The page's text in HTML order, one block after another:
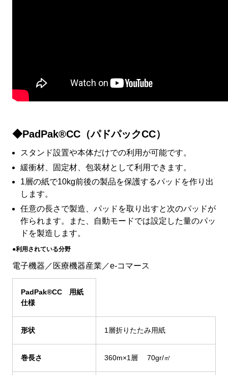
◆PadPak®CC（パドパックCC）
スタンド設置や本体だけでの利用が可能です。
緩衝材、固定材、包装材として利用できます。
1層の紙で10kg前後の製品を保護するパッドを作り出
します。
任意の長さで製造、パッドを取り出すと次のパッドが
作られます。また、自動モードでは設定した量のパッ
ドを製造します。
●利用されている分野
電子機器／医療機器産業／e-コマース
PadPak®CC 用紙
仕様
形状 1層折りたたみ用紙
巻長さ 360m×1層 70gr/㎡